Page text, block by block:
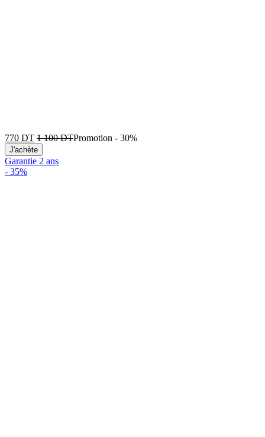
770 DT 1 100DTPromotion - 30%
J'achète
Garantie 2 ans
- 35%